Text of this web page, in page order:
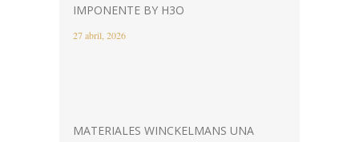
IMPONENTE BY H3O
27 abril, 2026
MATERIALES WINCKELMANS UNA